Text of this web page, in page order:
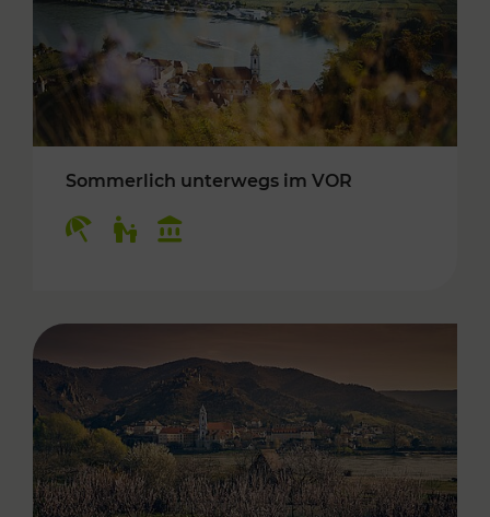
Sommerlich unterwegs im VOR